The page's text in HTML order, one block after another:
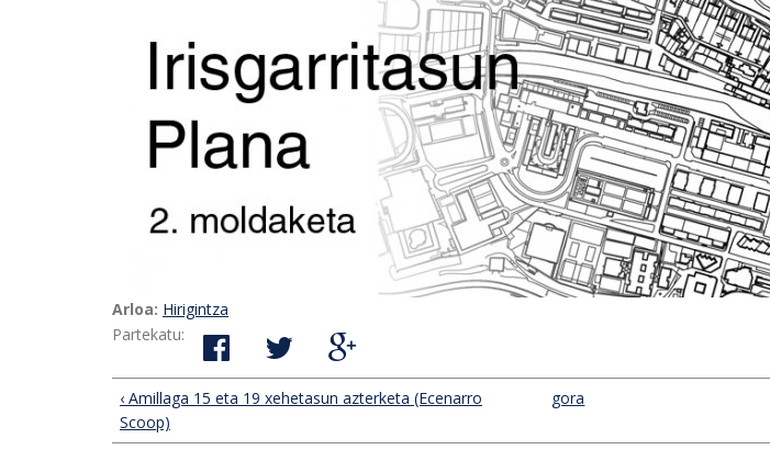
Arloa: Hirigintza
Partekatu:
‹ Amillaga 15 eta 19 xehetasun azterketa (Ecenarro
Scoop)
gora